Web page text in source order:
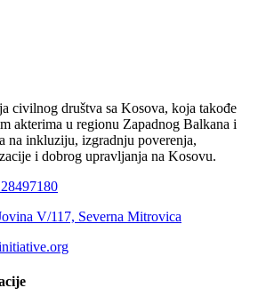
civilnog društva sa Kosova, koja takođe
akterima u regionu Zapadnog Balkana i
na inkluziju, izgradnju poverenja,
i dobrog upravljanja na Kosovu.
V/117, Severna Mitrovica